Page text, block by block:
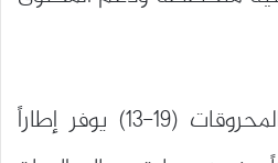
وأشار إلى أن قانون المحروقات (19-13) يوفر إطاراً